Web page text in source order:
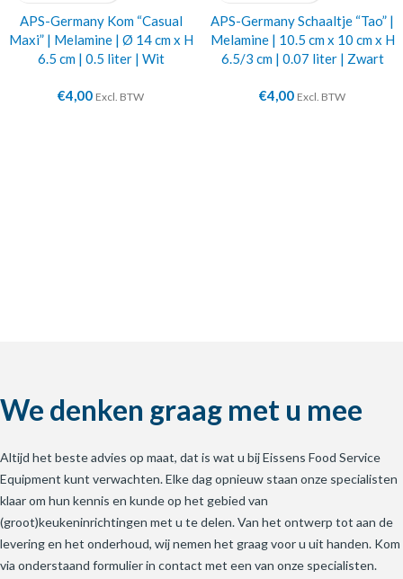
APS-Germany Kom “Casual
Maxi” | Melamine | Ø 14 cm x H
6.5 cm | 0.5 liter | Wit
€4,00 Excl. BTW
APS-Germany Schaaltje “Tao” |
Melamine | 10.5 cm x 10 cm x H
6.5/3 cm | 0.07 liter | Zwart
€4,00 Excl. BTW
We denken graag met u mee
Altijd het beste advies op maat, dat is wat u bij Eissens Food Service
Equipment kunt verwachten. Elke dag opnieuw staan onze specialisten
klaar om hun kennis en kunde op het gebied van
(groot)keukeninrichtingen met u te delen. Van het ontwerp tot aan de
levering en het onderhoud, wij nemen het graag voor u uit handen. Kom
via onderstaand formulier in contact met een van onze specialisten.